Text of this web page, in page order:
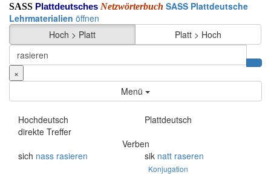
SASS Plattdeutsches Netzwörterbuch SASS Plattdeutsche
Lehrmaterialien öffnen
Hoch > Platt
Platt > Hoch
×
Menü
Hochdeutsch
Plattdeutsch
direkte Treffer
Verben
sich nass rasieren sik natt raseren
Konjugation